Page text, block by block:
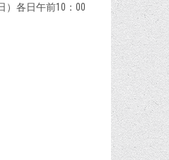
）各日午前10：00